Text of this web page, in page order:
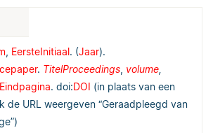
EersteInitiaal. (Jaar).
. TitelProceedings volume
. doi:DOI (in plaats van een
de URL weergeven “Geraadpleegd van